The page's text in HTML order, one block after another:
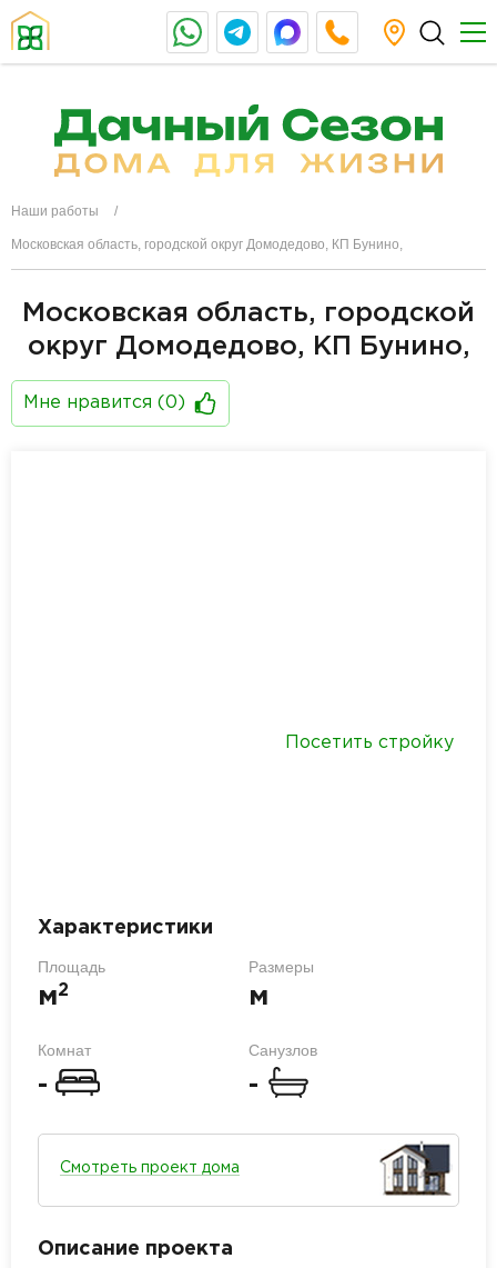
Наши работы
Московская область, городской округ Домодедово, КП Бунино,
Московская область, городской
округ Домодедово, КП Бунино,
Мне нравится ( 0 )
Посетить стройку
Характеристики
Площадь
м2
Размеры
м
Комнат
-
Санузлов
-
Смотреть проект дома
Описание проекта